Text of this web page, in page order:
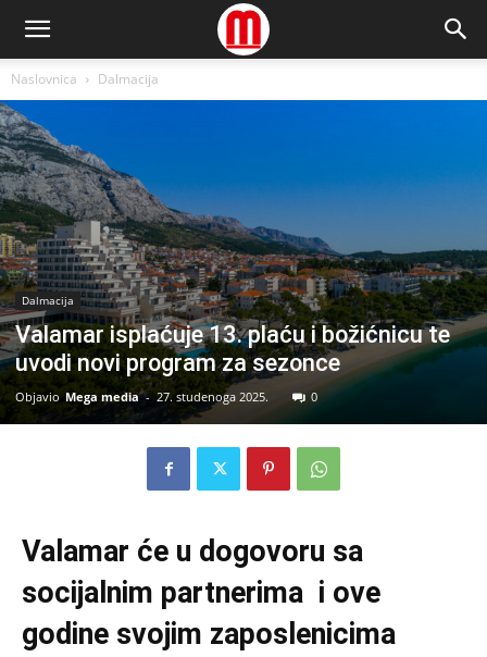
Naslovnica Dalmacija
Dalmacija
Valamar isplaćuje 13. plaću i božićnicu te
uvodi novi program za sezonce
Objavio Mega media - 27. studenoga 2025. 0
Valamar će u dogovoru sa
socijalnim partnerima i ove
godine svojim zaposlenicima